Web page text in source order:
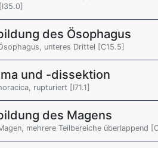
des Ösophagus
unteres Drittel [C15.5]
und -dissektion
rupturiert [I71.1]
des Magens
mehrere Teilbereiche überlappend